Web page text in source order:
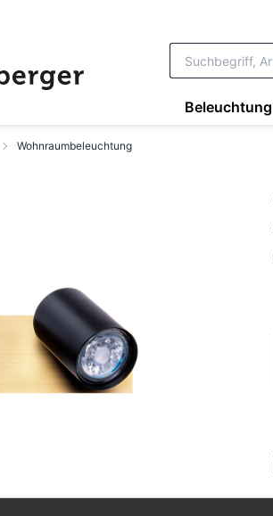
Beleuchtung
Wohnraumbeleuchtung